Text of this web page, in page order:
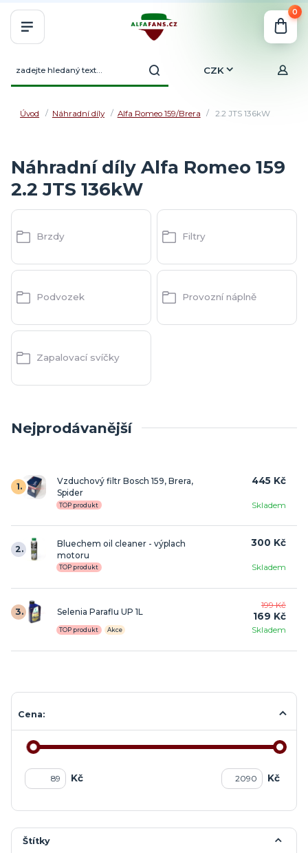
CZK
0
Úvod Náhradní díly Alfa Romeo 159/Brera 2.2 JTS 136kW
Náhradní díly Alfa Romeo 159
2.2 JTS 136kW
Brzdy Filtry
Podvozek Provozní náplně
Zapalovací svíčky
Nejprodávanější
1.
Vzduchový filtr Bosch 159, Brera,
Spider
Skladem
TOP produkt
445 Kč
2.
Bluechem oil cleaner - výplach
motoru
Skladem
TOP produkt
300 Kč
3. Selenia Paraflu UP 1L
Skladem
TOP produkt Akce
199 Kč
169 Kč
Cena:
Kč Kč
Štítky